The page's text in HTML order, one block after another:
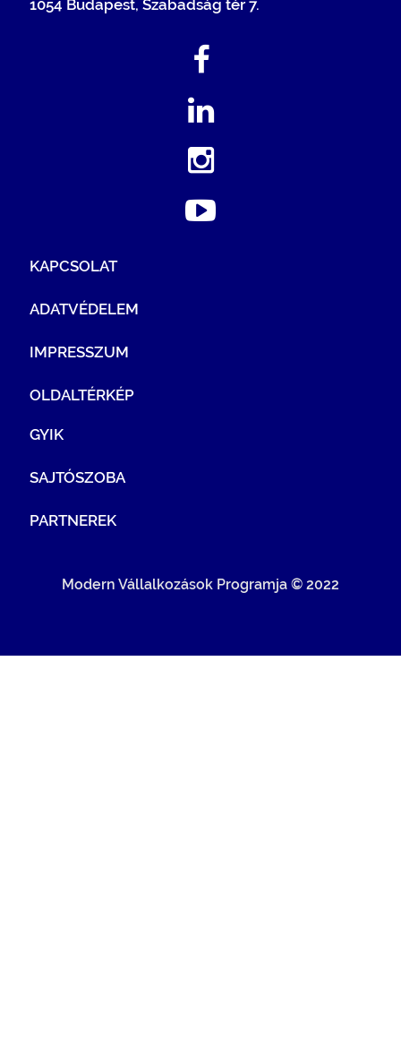
1054 Budapest, Szabadság tér 7.
KAPCSOLAT
ADATVÉDELEM
IMPRESSZUM
OLDALTÉRKÉP
GYIK
SAJTÓSZOBA
PARTNEREK
Modern Vállalkozások Programja © 2022